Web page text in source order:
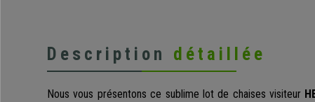
Description détaillée
Nous vous présentons ce sublime lot de chaises visiteur